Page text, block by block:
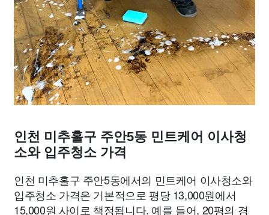
인천 미추홀구 주안5동 민트케어 이사청
소와 입주청소 가격
인천 미추홀구 주안5동에서의 민트케어 이사청소와
입주청소 가격은 기본적으로 평당 13,000원에서
15,000원 사이로 책정됩니다. 예를 들어, 20평의 경